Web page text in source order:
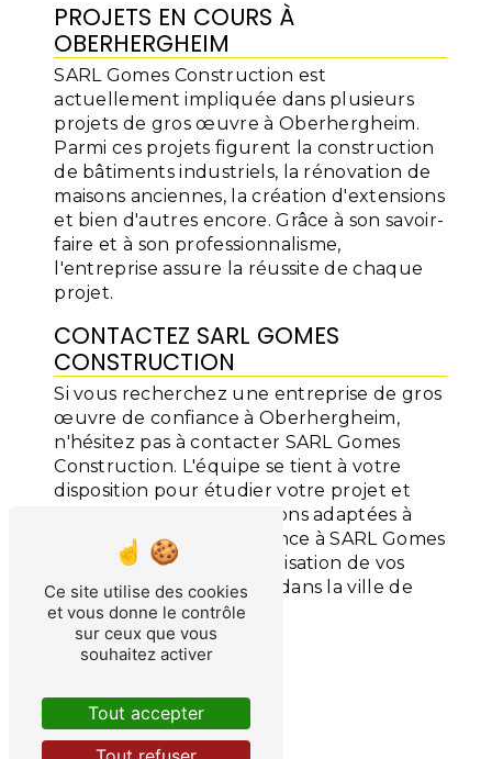
PROJETS EN COURS À
OBERHERGHEIM
SARL Gomes Construction est
actuellement impliquée dans plusieurs
projets de gros œuvre à Oberhergheim.
Parmi ces projets figurent la construction
de bâtiments industriels, la rénovation de
maisons anciennes, la création d'extensions
et bien d'autres encore. Grâce à son savoir-
faire et à son professionnalisme,
l'entreprise assure la réussite de chaque
projet.
CONTACTEZ SARL GOMES
CONSTRUCTION
Si vous recherchez une entreprise de gros
œuvre de confiance à Oberhergheim,
n'hésitez pas à contacter SARL Gomes
Construction. L'équipe se tient à votre
disposition pour étudier votre projet et
vous proposer des solutions adaptées à
vos besoins. Faites confiance à SARL Gomes
Construction pour la réalisation de vos
travaux de construction dans la ville de
Oberhergheim.
En savoir plus
Contactez-nous
Ce site utilise des cookies
et vous donne le contrôle
sur ceux que vous
souhaitez activer
Tout accepter